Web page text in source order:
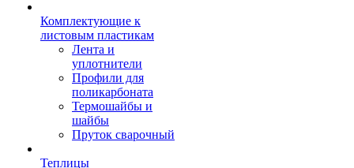
Комплектующие к
листовым пластикам
Лента и
уплотнители
Профили для
поликарбоната
Термошайбы и
шайбы
Пруток сварочный
Теплицы